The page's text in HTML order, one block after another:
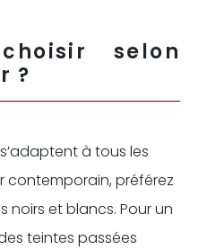
selon
?
s’adaptent à tous les
contemporain, préférez
noirs et blancs. Pour un
teintes passées